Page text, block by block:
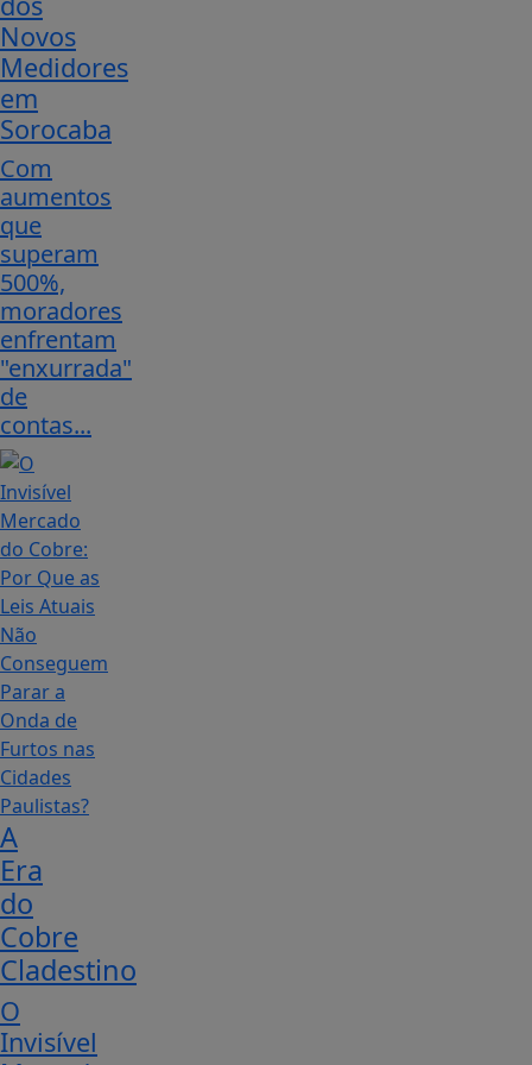
Novos
Medidores
em
Sorocaba
Com
aumentos
que
superam
500%,
moradores
enfrentam
"enxurrada"
de
contas...
A
Era
do
Cobre
Cladestino
O
Invisível